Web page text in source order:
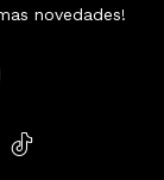
novedades!
